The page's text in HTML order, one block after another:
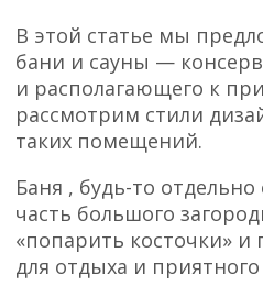
В этой статье мы
бани и сауны —
и располагающего к
рассмотрим стили
таких помещений.
Баня , будь-то
часть большого
«попарить косточки»
для отдыха и